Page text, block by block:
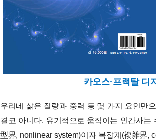
카오스·프랙탈 디
우리네 삶은 질량과 중력 등 몇 가지 요인만
결코 아니다. 유기적으로 움직이는 인간사
型界, nonlinear system)이자 복잡계(複雜界,